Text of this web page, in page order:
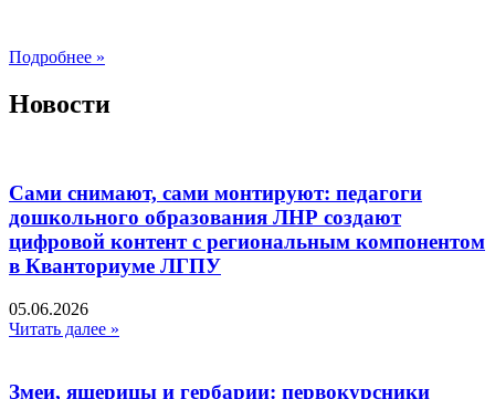
Подробнее »
Новости
Сами снимают, сами монтируют: педагоги
дошкольного образования ЛНР создают
цифровой контент с региональным компонентом
в Кванториуме ЛГПУ​
05.06.2026
Читать далее »
Змеи, ящерицы и гербарии: первокурсники